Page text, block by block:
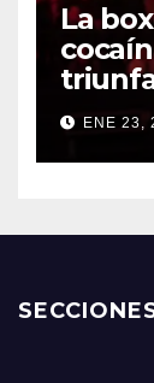
La
ENE 23,